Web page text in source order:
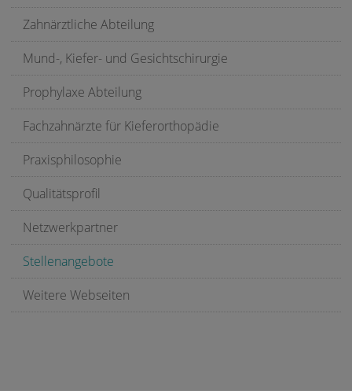
Zahnärztliche Abteilung
Mund-, Kiefer- und Gesichtschirurgie
Prophylaxe Abteilung
Fachzahnärzte für Kieferorthopädie
Praxisphilosophie
Qualitätsprofil
Netzwerkpartner
Stellenangebote
Weitere Webseiten